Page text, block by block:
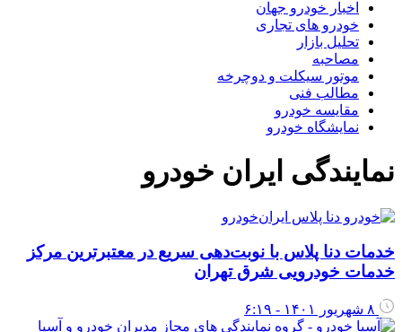
اخبار خودرو جهان
خودرو های تجاری
تحلیل بازار
مصاحبه
موتور سیکلت و دوچرخه
مطالب فنی
مقایسه خودرو
نمایشگاه خودرو
نمایندگی ایران خودرو
خدمات دنا پلاس با نوبت‌دهی سریع در معتبرترین مرکز
خدمات خودرویی شرق تهران